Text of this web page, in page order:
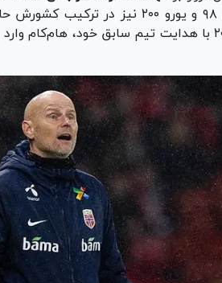
نروژ که در جام جهانی ۹۸ و یورو ۲۰۰
حمله قلبی، از سال ۲۰۰۲ با هدایت تیم سابق